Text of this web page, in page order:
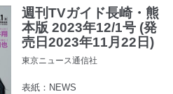
週刊TVガイド長崎・熊
本版 2023年12/1号 (発
売日2023年11月22日)
東京ニュース通信社
表紙：NEWS